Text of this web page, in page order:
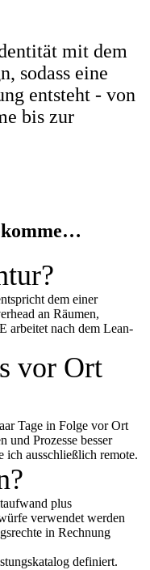
mit dem
sodass eine
entsteht - von
bis zur
dem einer
an Räumen,
arbeitet nach dem Lean-
vor Ort
Tage in Folge vor Ort
und Prozesse besser
ich ausschließlich remote.
plus
verwendet werden
in Rechnung
definiert.